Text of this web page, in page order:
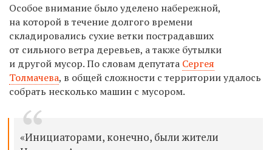
Особое внимание было уделено набережной,
на которой в течение долгого времени
складировались сухие ветки пострадавших
от сильного ветра деревьев, а также бутылки
и другой мусор. По словам депутата Сергея
Толмачева, в общей сложности с территории удалось
собрать несколько машин с мусором.
«Инициаторами, конечно, были жители